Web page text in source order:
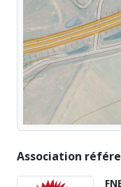
Association